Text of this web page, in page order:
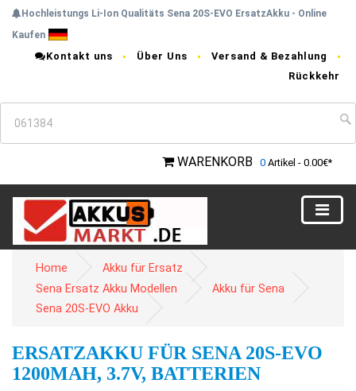
Hochleistungs Li-Ion Qualitäts Sena 20S-EVO ErsatzAkku - Online
Kaufen
Kontakt uns Über Uns
Versand & Bezahlung
Rückkehr
WARENKORB 0 Artikel - 0.00€*
Home
Akku für Ersatz
Sena Ersatz Akku Modellen
Akku für Sena
Sena 20S-EVO Akku
ERSATZAKKU FÜR SENA 20S-EVO
1200MAH, 3.7V, BATTERIEN